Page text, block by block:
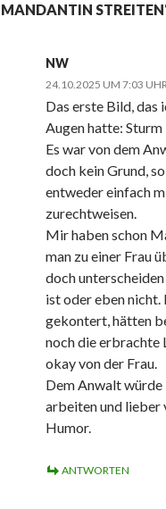
ANDANTIN
NW
24.10.2025 UM 7:03
Das erste Bild, das
Augen hatte: Sturm
Es war von dem
doch kein Grund,
entweder einfach
zurechtweisen.
Mir haben schon
man zu einer Frau
doch
ist oder eben
gekontert, hätten
noch die erbrachte
okay von der Frau.
Dem Anwalt würde
arbeiten und lieber
Humor.
ANTWORTEN